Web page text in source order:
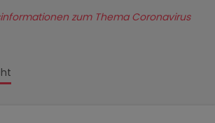
zum Thema Coronavirus